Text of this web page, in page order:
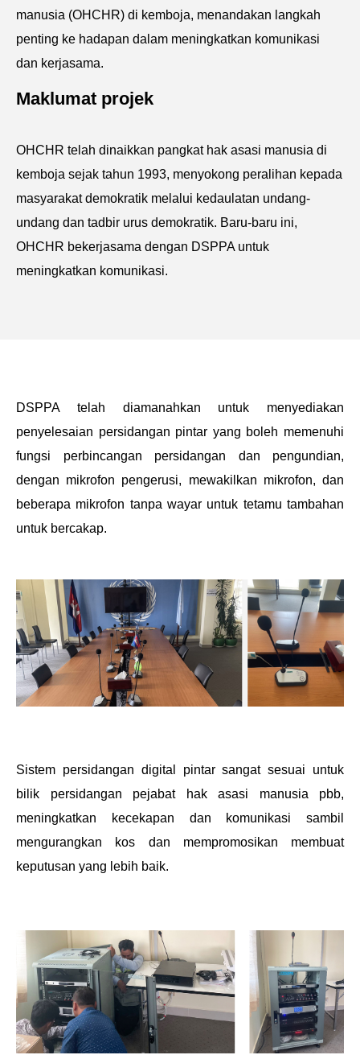
manusia (OHCHR) di kemboja, menandakan langkah
penting ke hadapan dalam meningkatkan komunikasi
dan kerjasama.
Maklumat projek
OHCHR telah dinaikkan pangkat hak asasi manusia di
kemboja sejak tahun 1993, menyokong peralihan kepada
masyarakat demokratik melalui kedaulatan undang-
undang dan tadbir urus demokratik. Baru-baru ini,
OHCHR bekerjasama dengan DSPPA untuk
meningkatkan komunikasi.
DSPPA telah diamanahkan untuk menyediakan
penyelesaian persidangan pintar yang boleh memenuhi
fungsi perbincangan persidangan dan pengundian,
dengan mikrofon pengerusi, mewakilkan mikrofon, dan
beberapa mikrofon tanpa wayar untuk tetamu tambahan
untuk bercakap.
Sistem persidangan digital pintar sangat sesuai untuk
bilik persidangan pejabat hak asasi manusia pbb,
meningkatkan kecekapan dan komunikasi sambil
mengurangkan kos dan mempromosikan membuat
keputusan yang lebih baik.